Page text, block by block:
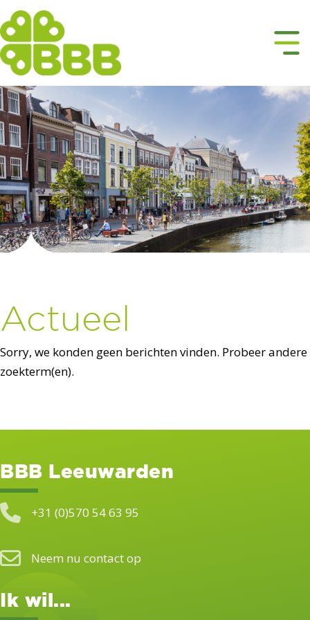
Actueel
Sorry, we konden geen berichten vinden. Probeer andere
zoekterm(en).
BBB Leeuwarden
+31 (0)570 54 63 95
Neem nu contact op
Ik wil...